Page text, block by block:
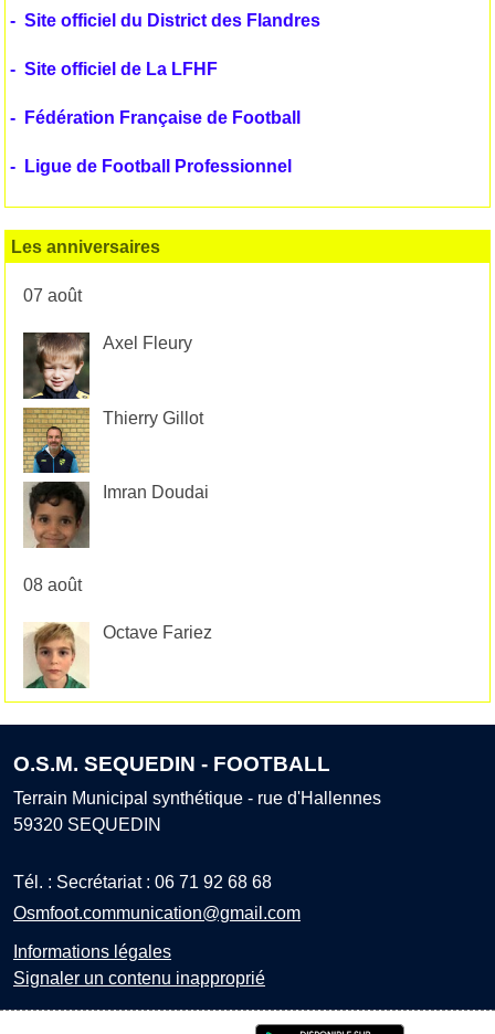
- Site officiel du District des Flandres
- Site officiel de La LFHF
- Fédération Française de Football
- Ligue de Football Professionnel
Les anniversaires
07 août
Axel Fleury
Thierry Gillot
Imran Doudai
08 août
Octave Fariez
O.S.M. SEQUEDIN - FOOTBALL
Terrain Municipal synthétique - rue d'Hallennes
59320 SEQUEDIN
Tél. : Secrétariat : 06 71 92 68 68
Osmfoot.communication@gmail.com
Informations légales
Signaler un contenu inapproprié